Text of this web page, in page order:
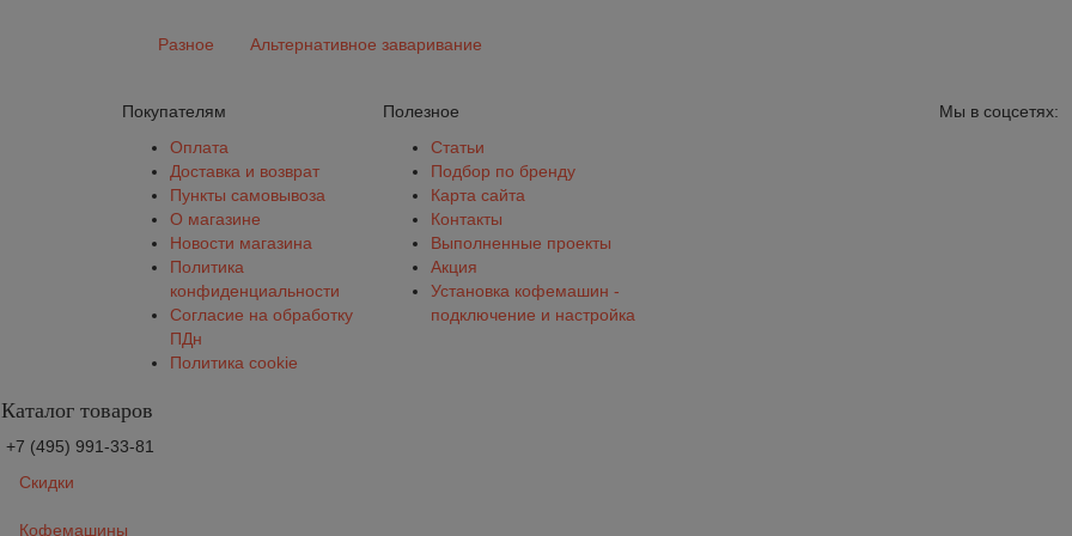
Разное Альтернативное заваривание
Покупателям
Оплата
Доставка и возврат
Пункты самовывоза
О магазине
Новости магазина
Политика
конфиденциальности
Согласие на обработку
ПДн
Политика cookie
Полезное
Статьи
Подбор по бренду
Карта сайта
Контакты
Выполненные проекты
Акция
Установка кофемашин -
подключение и настройка
Мы в соцсетях:
Каталог товаров
+7 (495) 991-33-81
Скидки
Кофемашины